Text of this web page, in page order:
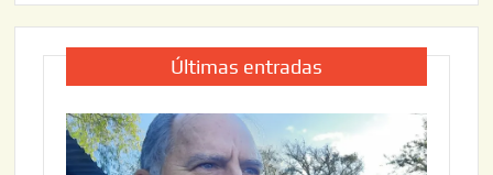
Últimas entradas